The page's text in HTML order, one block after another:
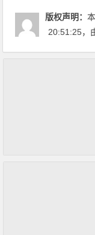
版权声明：
20:51:25，